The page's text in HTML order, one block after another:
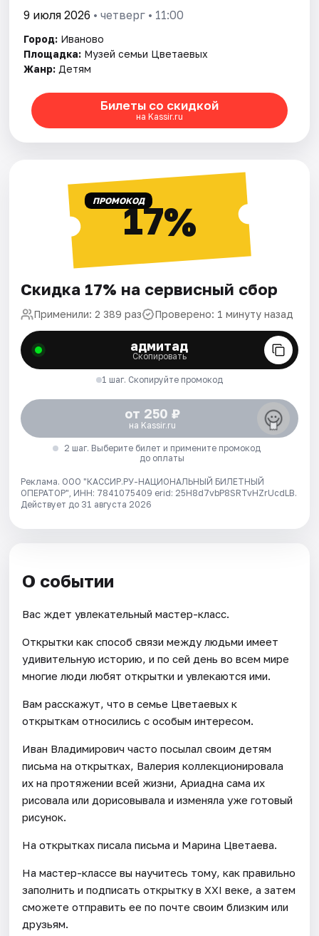
9 июля 2026 • четверг • 11:00
Город: Иваново
Площадка: Музей семьи Цветаевых
Жанр: Детям
Билеты со скидкой
на Kassir.ru
ПРОМОКОД17%
Скидка 17% на сервисный сбор
Применили: 2 389 раз Проверено: 1 минуту назад
адмитад
Скопировать
1 шаг. Скопируйте промокод
от 250 ₽
на Kassir.ru
2 шаг. Выберите билет и примените промокод
до оплаты
Реклама. ООО "КАССИР.РУ-НАЦИОНАЛЬНЫЙ БИЛЕТНЫЙ
ОПЕРАТОР", ИНН: 7841075409 erid: 25H8d7vbP8SRTvHZrUcdLB.
Действует до 31 августа 2026
О событии
Вас ждет увлекательный мастер-класс.
Открытки как способ связи между людьми имеет
удивительную историю, и по сей день во всем мире
многие люди любят открытки и увлекаются ими.
Вам расскажут, что в семье Цветаевых к
открыткам относились с особым интересом.
Иван Владимирович часто посылал своим детям
письма на открытках, Валерия коллекционировала
их на протяжении всей жизни, Ариадна сама их
рисовала или дорисовывала и изменяла уже готовый
рисунок.
На открытках писала письма и Марина Цветаева.
На мастер-классе вы научитесь тому, как правильно
заполнить и подписать открытку в XXI веке, а затем
сможете отправить ее по почте своим близким или
друзьям.